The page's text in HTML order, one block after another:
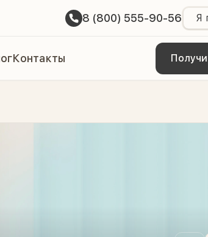
8 (800) 555-90-56 Я
Контакты